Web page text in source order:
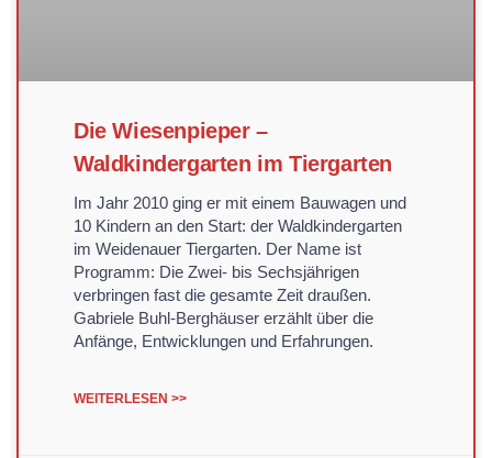
Die Wiesenpieper –
Waldkindergarten im Tiergarten
Im Jahr 2010 ging er mit einem Bauwagen und
10 Kindern an den Start: der Waldkindergarten
im Weidenauer Tiergarten. Der Name ist
Programm: Die Zwei- bis Sechsjährigen
verbringen fast die gesamte Zeit draußen.
Gabriele Buhl-Berghäuser erzählt über die
Anfänge, Entwicklungen und Erfahrungen.
WEITERLESEN >>